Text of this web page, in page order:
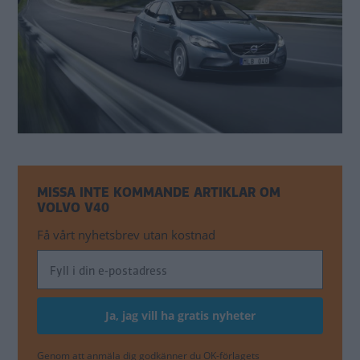
MISSA INTE KOMMANDE ARTIKLAR OM
VOLVO V40
Få vårt nyhetsbrev utan kostnad
Genom att anmäla dig godkänner du OK-förlagets